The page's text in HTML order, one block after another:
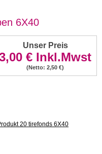
6X40
Unser Preis
€ Inkl.Mwst
(Netto: 2,50 €)
20 tirefonds 6X40